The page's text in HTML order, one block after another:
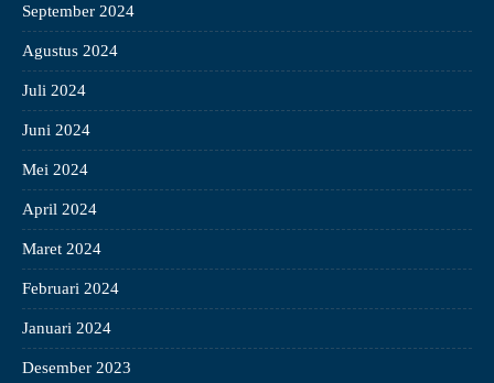
September 2024
Agustus 2024
Juli 2024
Juni 2024
Mei 2024
April 2024
Maret 2024
Februari 2024
Januari 2024
Desember 2023